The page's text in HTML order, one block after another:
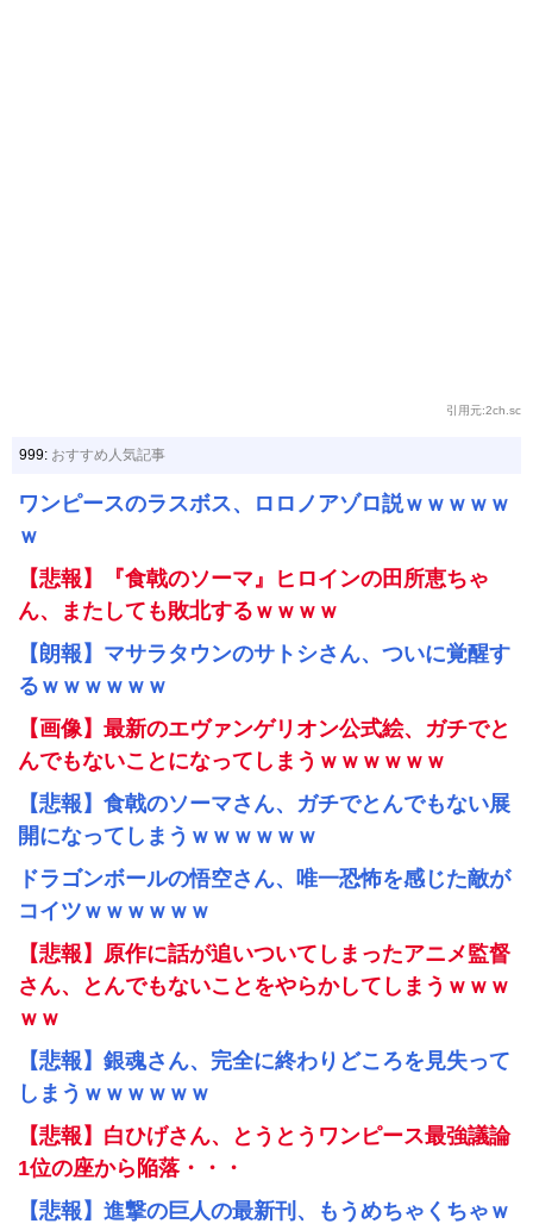
引用元:2ch.sc
999: おすすめ人気記事
ワンピースのラスボス、ロロノアゾロ説ｗｗｗｗｗ
ｗ
【悲報】『食戟のソーマ』ヒロインの田所恵ちゃ
ん、またしても敗北するｗｗｗｗ
【朗報】マサラタウンのサトシさん、ついに覚醒す
るｗｗｗｗｗｗ
【画像】最新のエヴァンゲリオン公式絵、ガチでと
んでもないことになってしまうｗｗｗｗｗｗ
【悲報】食戟のソーマさん、ガチでとんでもない展
開になってしまうｗｗｗｗｗｗ
ドラゴンボールの悟空さん、唯一恐怖を感じた敵が
コイツｗｗｗｗｗｗ
【悲報】原作に話が追いついてしまったアニメ監督
さん、とんでもないことをやらかしてしまうｗｗｗ
ｗｗ
【悲報】銀魂さん、完全に終わりどころを見失って
しまうｗｗｗｗｗｗ
【悲報】白ひげさん、とうとうワンピース最強議論
1位の座から陥落・・・
【悲報】進撃の巨人の最新刊、もうめちゃくちゃｗ